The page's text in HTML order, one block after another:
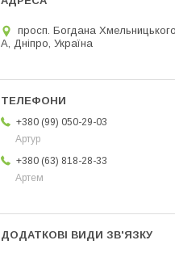
просп. Богдана
А, Дніпро, Україна
+380 (99) 050-29-03
Артур
+380 (63) 818-28-33
Артем